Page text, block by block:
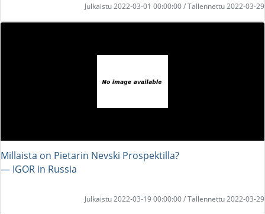
Julkaistu 2022-03-01 00:00:00 / Tallennettu 2022-03-29
Millaista on Pietarin Nevski Prospektilla?
― IGOR in Russia
Julkaistu 2022-03-19 00:00:00 / Tallennettu 2022-03-29